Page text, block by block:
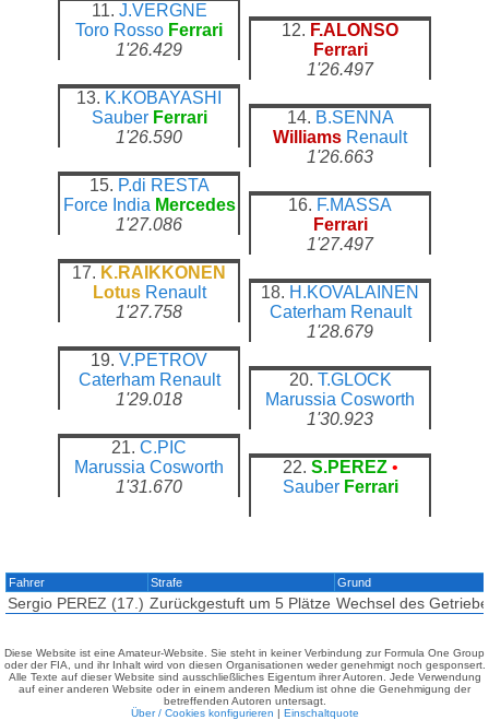
11. J.VERGNE
Toro Rosso Ferrari
1'26.429
12. F.ALONSO
Ferrari
1'26.497
13. K.KOBAYASHI
Sauber Ferrari
1'26.590
14. B.SENNA
Williams Renault
1'26.663
15. P.di RESTA
Force India Mercedes
1'27.086
16. F.MASSA
Ferrari
1'27.497
17. K.RAIKKONEN
Lotus Renault
1'27.758
18. H.KOVALAINEN
Caterham Renault
1'28.679
19. V.PETROV
Caterham Renault
1'29.018
20. T.GLOCK
Marussia Cosworth
1'30.923
21. C.PIC
Marussia Cosworth
1'31.670
22. S.PEREZ •
Sauber Ferrari
Fahrer Strafe Grund
Sergio PEREZ (17.) Zurückgestuft um 5 Plätze Wechsel des
Diese Website ist eine Amateur-Website. Sie steht in keiner Verbindung zur Formula One Group
oder der FIA, und ihr Inhalt wird von diesen Organisationen weder genehmigt noch gesponsert.
Alle Texte auf dieser Website sind ausschließliches Eigentum ihrer Autoren. Jede Verwendung
auf einer anderen Website oder in einem anderen Medium ist ohne die Genehmigung der
betreffenden Autoren untersagt.
Über / Cookies konfigurieren | Einschaltquote